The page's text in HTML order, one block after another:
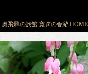
奥飛騨の旅館 寛ぎの舎游 HOME